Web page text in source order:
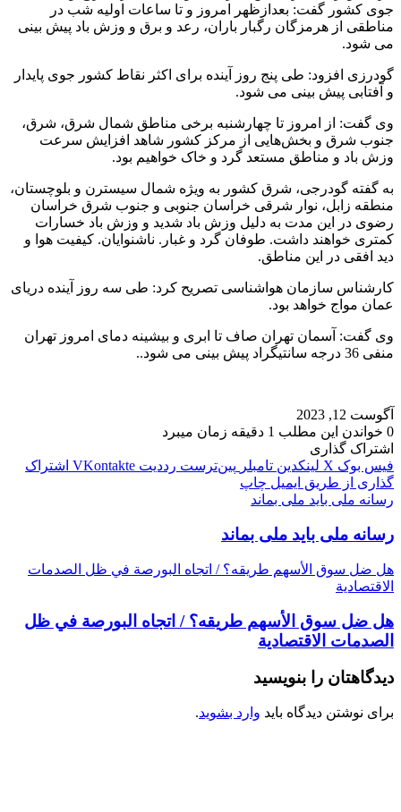
جوی کشور گفت: بعدازظهر امروز و تا ساعات اولیه شب در
مناطقی از هرمزگان رگبار باران، رعد و برق و وزش باد پیش بینی
می شود.
گودرزی افزود: طی پنج روز آینده برای اکثر نقاط کشور جوی پایدار
و آفتابی پیش بینی می شود.
وی گفت: از امروز تا چهارشنبه برخی مناطق شمال شرق، شرق،
جنوب شرق و بخش‌هایی از مرکز کشور شاهد افزایش سرعت
وزش باد و مناطق مستعد گرد و خاک خواهیم بود.
به گفته گودرجی، شرق کشور به ویژه شمال سیسترن و بلوچستان،
منطقه زابل، نوار شرقی خراسان جنوبی و جنوب شرق خراسان
رضوی در این مدت به دلیل وزش باد شدید و وزش باد خسارات
کمتری خواهند داشت. طوفان گرد و غبار. ناشنوایان. کیفیت هوا و
دید افقی در این مناطق.
کارشناس سازمان هواشناسی تصریح کرد: طی سه روز آینده دریای
عمان مواج خواهد بود.
وی گفت: آسمان تهران صاف تا ابری و بیشینه دمای امروز تهران
منفی 36 درجه سانتیگراد پیش بینی می شود..
آگوست 12, 2023
0 خواندن این مطلب 1 دقیقه زمان میبرد
اشتراک گذاری
فیس بوک X لینکدین ‫تامبلر ‫پین‌ترست ‫رددیت ‫VKontakte اشتراک
گذاری از طریق ایمیل چاپ
رسانه ملی باید ملی بماند
رسانه ملی باید ملی بماند
هل ضل سوق الأسهم طريقه؟ / اتجاه البورصة في ظل الصدمات
الاقتصادية
هل ضل سوق الأسهم طريقه؟ / اتجاه البورصة في ظل
الصدمات الاقتصادية
دیدگاهتان را بنویسید
برای نوشتن دیدگاه باید وارد بشوید.